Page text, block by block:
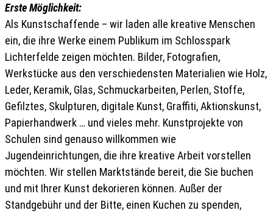
Erste Möglichkeit:
Als Kunstschaffende – wir laden alle kreative Menschen
ein, die ihre Werke einem Publikum im Schlosspark
Lichterfelde zeigen möchten. Bilder, Fotografien,
Werkstücke aus den verschiedensten Materialien wie Holz,
Leder, Keramik, Glas, Schmuckarbeiten, Perlen, Stoffe,
Gefilztes, Skulpturen, digitale Kunst, Graffiti, Aktionskunst,
Papierhandwerk … und vieles mehr. Kunstprojekte von
Schulen sind genauso willkommen wie
Jugendeinrichtungen, die ihre kreative Arbeit vorstellen
möchten. Wir stellen Marktstände bereit, die Sie buchen
und mit Ihrer Kunst dekorieren können. Außer der
Standgebühr und der Bitte, einen Kuchen zu spenden,